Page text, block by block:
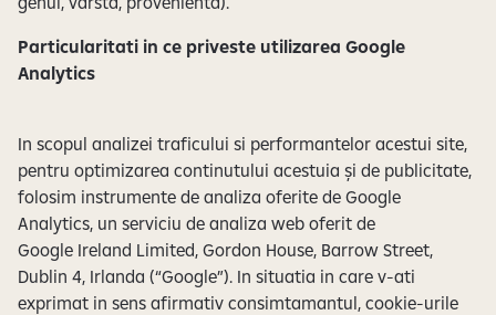
Particularitati in ce priveste utilizarea Google
Analytics
In scopul analizei traficului si performantelor acestui site,
pentru optimizarea continutului acestuia și de publicitate,
folosim instrumente de analiza oferite de Google
Analytics, un serviciu de analiza web oferit de
Google Ireland Limited, Gordon House, Barrow Street,
Dublin 4, Irlanda (“Google”). In situatia in care v-ati
exprimat in sens afirmativ consimtamantul, cookie-urile